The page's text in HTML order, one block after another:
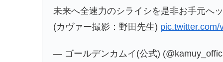
未来へ全速力のシライシを是非お手元へ
(カヴァー撮影：野田先生) pic.twitter.com/
— ゴールデンカムイ(公式)